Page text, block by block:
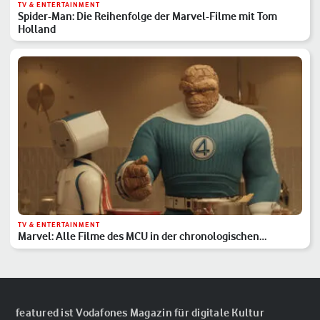
TV & ENTERTAINMENT
Spider-Man: Die Reihenfolge der Marvel-Filme mit Tom
Holland
TV & ENTERTAINMENT
Marvel: Alle Filme des MCU in der chronologischen
Reihenfolge
featured ist Vodafones Magazin für digitale Kultur